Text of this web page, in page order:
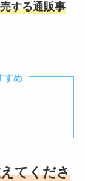
する通販事
すめ
てくださ